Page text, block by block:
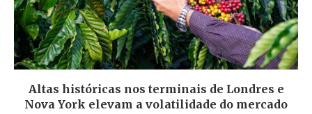
Altas históricas nos terminais de Londres e
Nova York elevam a volatilidade do mercado